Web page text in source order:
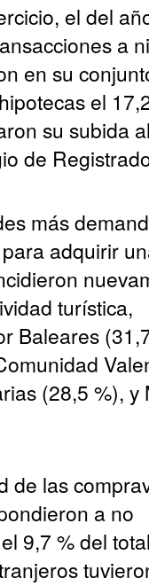
el del
a
en su
el
su subida
de
más
adquirir
turística,
Baleares
(28,5 %), y
de las
a no
9,7 % del